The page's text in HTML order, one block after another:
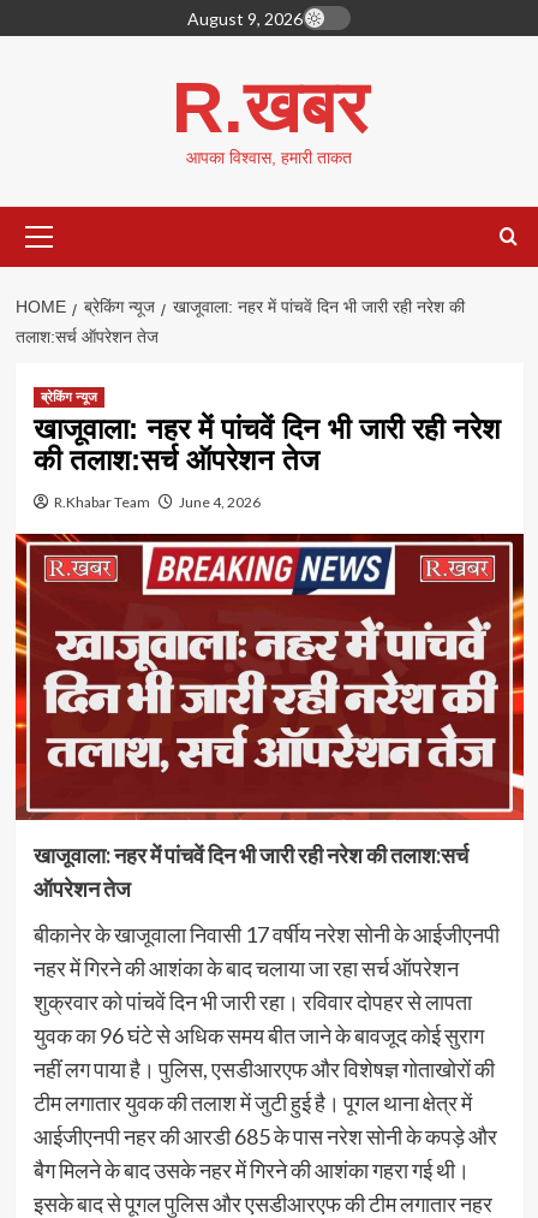
to
August 9, 2026
R.खबर
आपका विश्वास, हमारी ताकत
Menu
HOME ब्रेकिंग न्यूज
खाजूवाला: नहर में पांचवें दिन भी जारी रही नरेश की
तलाश:सर्च ऑपरेशन तेज
ब्रेकिंग न्यूज
खाजूवाला: नहर में पांचवें दिन भी जारी रही नरेश
की तलाश:सर्च ऑपरेशन तेज
R.Khabar Team June 4, 2026
खाजूवाला: नहर में पांचवें दिन भी जारी रही नरेश की तलाश:सर्च
ऑपरेशन तेज
बीकानेर के खाजूवाला निवासी 17 वर्षीय नरेश सोनी के आईजीएनपी
नहर में गिरने की आशंका के बाद चलाया जा रहा सर्च ऑपरेशन
शुक्रवार को पांचवें दिन भी जारी रहा। रविवार दोपहर से लापता
युवक का 96 घंटे से अधिक समय बीत जाने के बावजूद कोई सुराग
नहीं लग पाया है। पुलिस, एसडीआरएफ और विशेषज्ञ गोताखोरों की
टीम लगातार युवक की तलाश में जुटी हुई है। पूगल थाना क्षेत्र में
आईजीएनपी नहर की आरडी 685 के पास नरेश सोनी के कपड़े और
बैग मिलने के बाद उसके नहर में गिरने की आशंका गहरा गई थी।
इसके बाद से पूगल पुलिस और एसडीआरएफ की टीम लगातार नहर